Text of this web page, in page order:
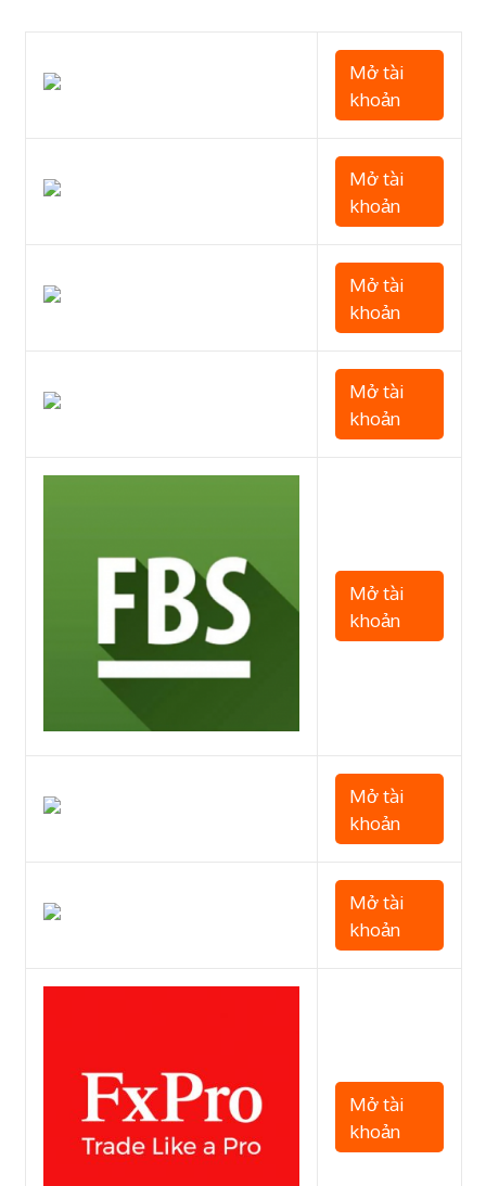
Mở tài
khoản
Mở tài
khoản
Mở tài
khoản
Mở tài
khoản
Mở tài
khoản
Mở tài
khoản
Mở tài
khoản
Mở tài
khoản